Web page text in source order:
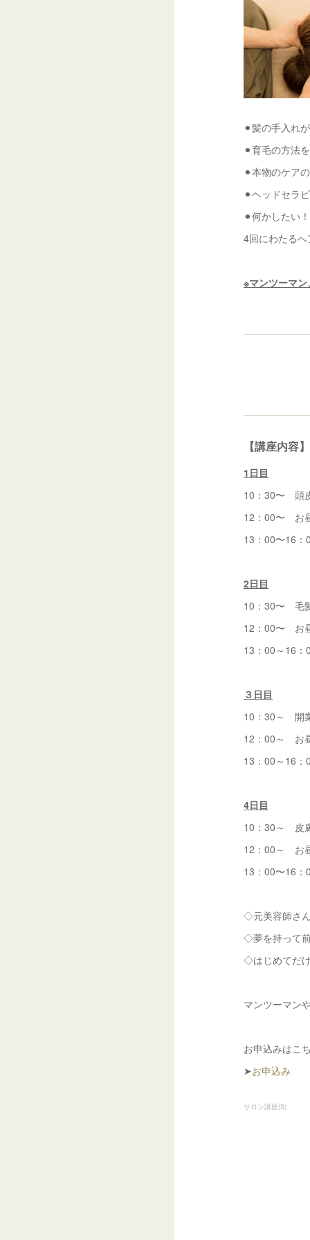
⚫︎髪の手入れ
⚫︎育毛の方法
⚫︎本物のケア
⚫︎ヘッドセラ
⚫︎何かしたい！
4回にわたる
※マンツーマ
【講座内容】
1日目
10：30〜 頭
12：00〜 お
13：00〜16
2日目
10：30〜 毛
12：00〜 お
13：00～16
３日目
10：30～ 開
12：00～ お
13：00～16
4日目
10：30～ 皮
12：00～ お
13：00〜16
◇元美容師さ
◇夢を持って
◇はじめてだ
マンツーマン
お申込みはこ
➤お申込み
サロン講座(3)